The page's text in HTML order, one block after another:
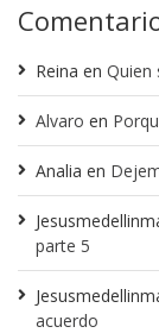
Reina en Quien
Alvaro en
Analia en
parte 5
acuerdo